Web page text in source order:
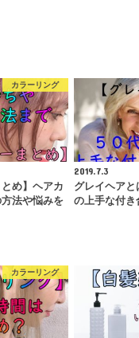
カラーリング
とめ】ヘアカ
法や悩みを
2019.7.3
グレイヘアと
の上手な付き
カラーリング